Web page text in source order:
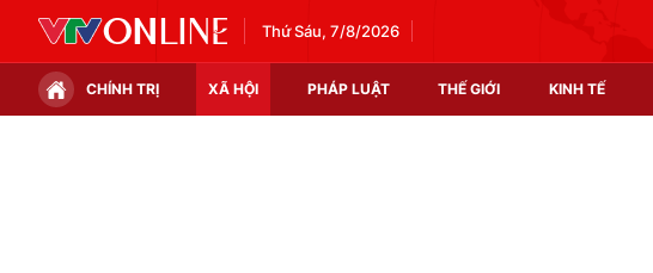
Thứ Sáu, 7/8/2026
CHÍNH TRỊ XÃ HỘI PHÁP LUẬT THẾ GIỚI KINH TẾ